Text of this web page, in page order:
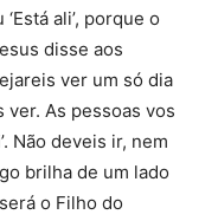
ali’, porque o
disse aos
ver um só dia
As pessoas vos
Não deveis ir, nem
brilha de um lado
o Filho do